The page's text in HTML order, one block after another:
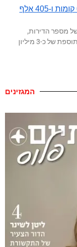
רמת גן תשנה את פניה: מגדלים של עד 60 קומות ו-405 אלף
מספר הדירות,
מגדלים של עד 60 קומות לאורך צירי התחבורה ותוספת של כ-3 מיליון
המגזינים